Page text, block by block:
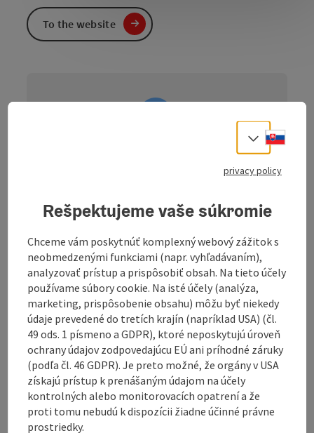
only available digitally. There is no
signposting on site. You can easily download
the GPS file from this website and use it
conveniently on your navigation device or
smartphone.
This tour starts at the Königswieserhof in
Königswiesen. From here, you ride over an undulating
profile past the Tanner Moor to Haid. Before you
reach the unique Naarntal valley, you have to tackle a
fast descent and a short climb. The route continues
To the website
Select
privacy policy
Rešpektujeme vaše súkromie
Chceme vám poskytnúť komplexný webový zážitok s
neobmedzenými funkciami (napr. vyhľadávaním),
analyzovať prístup a prispôsobiť obsah. Na tieto účely
používame súbory cookie. Na isté účely (analýza,
marketing, prispôsobenie obsahu) môžu byť niekedy
údaje prevedené do tretích krajín (napríklad USA) (čl.
49 ods. 1 písmeno a GDPR), ktoré neposkytujú úroveň
ochrany údajov zodpovedajúcu EÚ ani príhodné záruky
(podľa čl. 46 GDPR). Je preto možné, že orgány v USA
získajú prístup k prenášaným údajom na účely
kontrolných alebo monitorovacích opatrení a že
proti tomu nebudú k dispozícii žiadne účinné právne
prostriedky.